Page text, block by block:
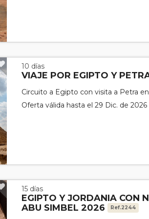
10 días
VIAJE POR EGIPTO Y
Circuito a Egipto con visita a Petra
Oferta válida hasta el 29 Dic. de 2026
15 días
EGIPTO Y JORDANIA CON
ABU SIMBEL 2026
Ref.2244